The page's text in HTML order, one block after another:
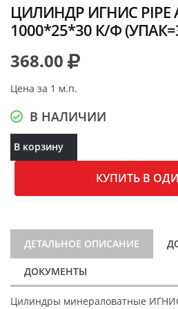
ЦИЛИНДР ИГНИС PIPE
1000*25*30 К/Ф
368.00
Цена за 1 м.п.
В НАЛИЧИИ
В корзину
КУПИТЬ В
ДЕТАЛЬНОЕ ОПИСАНИЕ
ДОКУМЕНТЫ
Цилиндры минераловатные